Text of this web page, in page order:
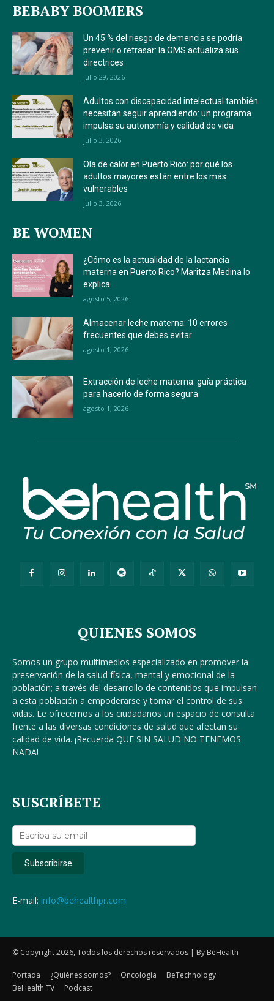
BEBABY BOOMERS
Un 45 % del riesgo de demencia se podría
prevenir o retrasar: la OMS actualiza sus
directrices
julio 29, 2026
Adultos con discapacidad intelectual también
necesitan seguir aprendiendo: un programa
impulsa su autonomía y calidad de vida
julio 3, 2026
Ola de calor en Puerto Rico: por qué los
adultos mayores están entre los más
vulnerables
julio 3, 2026
BE WOMEN
¿Cómo es la actualidad de la lactancia
materna en Puerto Rico? Maritza Medina lo
explica
agosto 5, 2026
Almacenar leche materna: 10 errores
frecuentes que debes evitar
agosto 1, 2026
Extracción de leche materna: guía práctica
para hacerlo de forma segura
agosto 1, 2026
QUIENES SOMOS
Somos un grupo multimedios especializado en promover la
preservación de la salud física, mental y emocional de la
población; a través del desarrollo de contenidos que impulsan
a esta población a empoderarse y tomar el control de sus
vidas. Le ofrecemos a los ciudadanos un espacio de consulta
frente a las diversas condiciones de salud que afectan su
calidad de vida. ¡Recuerda QUE SIN SALUD NO TENEMOS
NADA!
SUSCRÍBETE
E-mail: info@behealthpr.com
© Copyright 2026, Todos los derechos reservados | By BeHealth
Portada ¿Quiénes somos? Oncología
BeTechnology
BeHealth TV
Podcast